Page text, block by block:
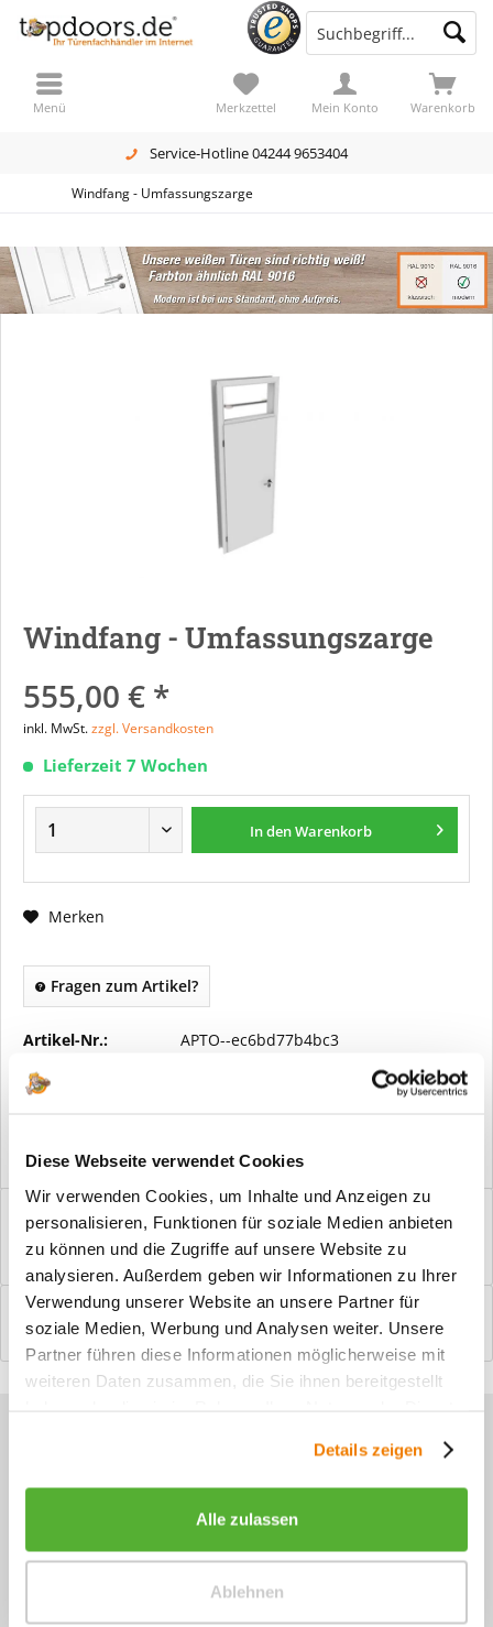
Diese Webseite verwendet Cookies
Wir verwenden Cookies, um Inhalte und Anzeigen zu
personalisieren, Funktionen für soziale Medien anbieten
zu können und die Zugriffe auf unsere Website zu
analysieren. Außerdem geben wir Informationen zu Ihrer
Verwendung unserer Website an unsere Partner für
soziale Medien, Werbung und Analysen weiter. Unsere
Partner führen diese Informationen möglicherweise mit
weiteren Daten zusammen, die Sie ihnen bereitgestellt
Details zeigen
Alle zulassen
Ablehnen
Service-Hotline 04244 9653404
Warenkorb
Merkzettel Mein Konto
Menü
Windfang - Umfassungszarge
Windfang - Umfassungszarge
555,00 € *
inkl. MwSt.zzgl. Versandkosten
Lieferzeit 7 Wochen
In denWarenkorb
Merken
Fragen zum Artikel?
Artikel-Nr.: APTO--ec6bd77b4bc3
Vorteile
Windfangelemente online am Bildschirm konfigurieren und
einbaufertig bestellen. In wenigen...
Bewertungen
0
Bewertungen lesen, schreiben und diskutieren...mehr
Sie haben Fragen zu unseren
+49 (0)4244 965 34 04
Mo - Do, 09:00 - 16:00 Uhr
und Fr, 09:00 - 13:00 Uhr